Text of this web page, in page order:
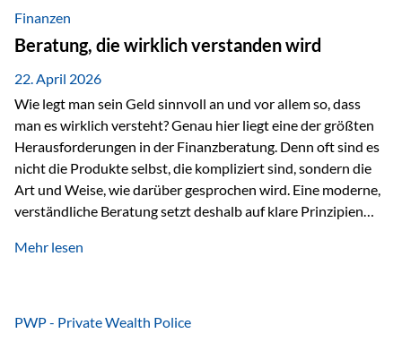
verfügbaren Kennzahlen (Stand Ende 2024, veröffentlicht
2025/2026)…
Finanzen
Beratung, die wirklich verstanden wird
22. April 2026
Wie legt man sein Geld sinnvoll an und vor allem so, dass
man es wirklich versteht? Genau hier liegt eine der größten
Herausforderungen in der Finanzberatung. Denn oft sind es
nicht die Produkte selbst, die kompliziert sind, sondern die
Art und Weise, wie darüber gesprochen wird. Eine moderne,
verständliche Beratung setzt deshalb auf klare Prinzipien
fünf zentrale Faktoren: eine saubere Struktur, breite
diesem Thema liefern unter anderem die praxisnahen
Mehr lesen
PWP - Private Wealth Police